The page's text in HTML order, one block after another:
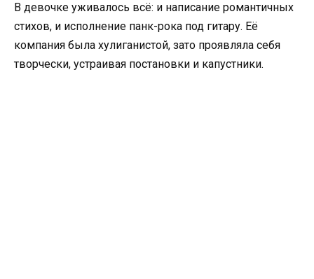
В девочке уживалось всё: и написание романтичных
стихов, и исполнение панк-рока под гитару. Её
компания была хулиганистой, зато проявляла себя
творчески, устраивая постановки и капустники.